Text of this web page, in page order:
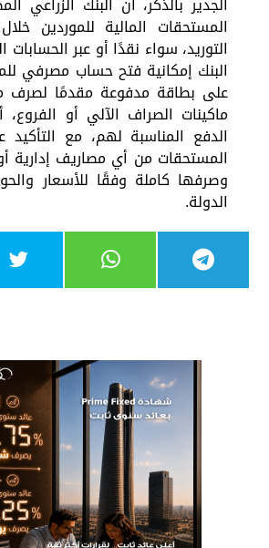
التوريد، سواء نقدًا أو عبر الحسابات
البنك إمكانية فتح حساب مصرفي
على بطاقة مدفوعة مقدمًا لصرف
ماكينات الصراف الآلي أو الفروع،
الدفع المناسبة لهم، مع
المستحقات من أي مصاريف إدارية
وصرفها كاملة وفقًا للأسعار
الدولة.